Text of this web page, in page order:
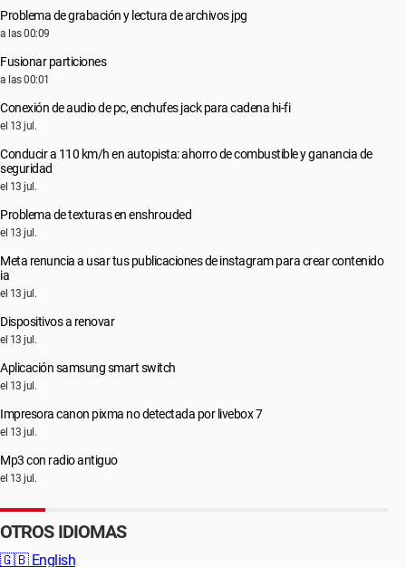
Problema de grabación y lectura de archivos jpg
a las 00:09
Fusionar particiones
a las 00:01
Conexión de audio de pc, enchufes jack para cadena hi-fi
el 13 jul.
Conducir a 110 km/h en autopista: ahorro de combustible y ganancia de
seguridad
el 13 jul.
Problema de texturas en enshrouded
el 13 jul.
Meta renuncia a usar tus publicaciones de instagram para crear contenido
ia
el 13 jul.
Dispositivos a renovar
el 13 jul.
Aplicación samsung smart switch
el 13 jul.
Impresora canon pixma no detectada por livebox 7
el 13 jul.
Mp3 con radio antiguo
el 13 jul.
OTROS IDIOMAS
🇬🇧 English